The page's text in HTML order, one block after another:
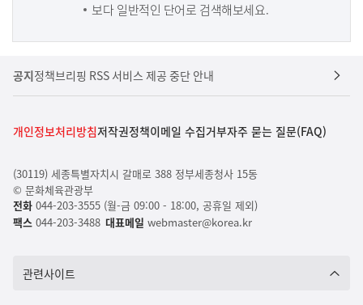
보다 일반적인 단어로 검색해보세요.
공지정책브리핑 RSS 서비스 제공 중단 안내
개인정보처리방침저작권정책이메일 수집거부자주 묻는 질문(FAQ)
(30119) 세종특별자치시 갈매로 388 정부세종청사 15동
© 문화체육관광부
전화 044-203-3555 (월-금 09:00 - 18:00, 공휴일 제외)
팩스 044-203-3488 대표메일 webmaster@korea.kr
관련사이트